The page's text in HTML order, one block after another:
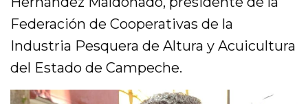
Federación de Cooperativas de la
Industria Pesquera de Altura y Acuicultura
del Estado de Campeche.